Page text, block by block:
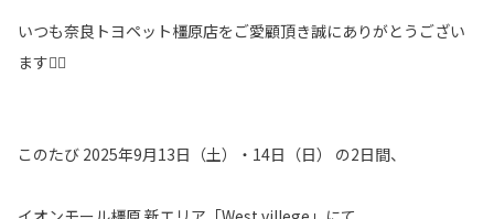
いつも奈良トヨペット橿原店をご愛顧頂き誠にありがとうござい
ます🙇‍♀️
このたび 2025年9月13日（土）・14日（日） の2日間、